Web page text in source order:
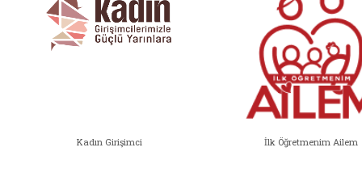
Kadın Girişimci İlk Öğretmenim Ailem